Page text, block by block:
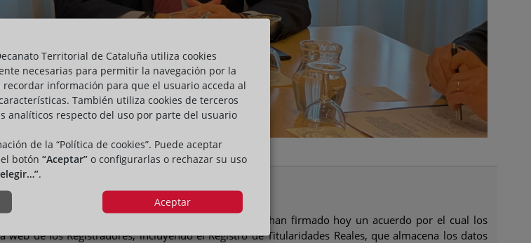
de Interior de la Generalitat, Joan Ignasi Elena, han firmado hoy un acuerdo por el cual los
de los Registradores, incluyendo el Registro de Titularidades Reales, que almacena los datos
Territorial de Cataluña utiliza cookies
necesarias para permitir la navegación por la
información para que el usuario acceda al
También utiliza cookies de terceros
analíticos respecto del uso por parte del usuario
de la “Política de cookies”. Puede aceptar
botón “Aceptar” o configurarlas o rechazar su uso
.
Aceptar